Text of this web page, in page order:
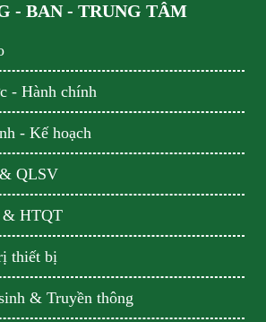
- BAN - TRUNG TÂM
- Hành chính
- Kế hoạch
QLSV
& HTQT
thiết bị
& Truyền thông